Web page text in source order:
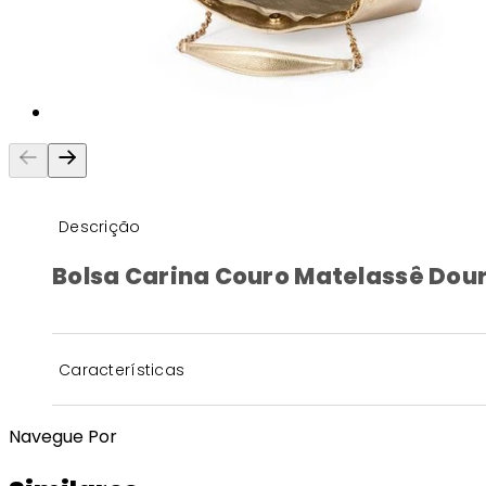
Descrição
Bolsa Carina Couro Matelassê
Características
Navegue Por